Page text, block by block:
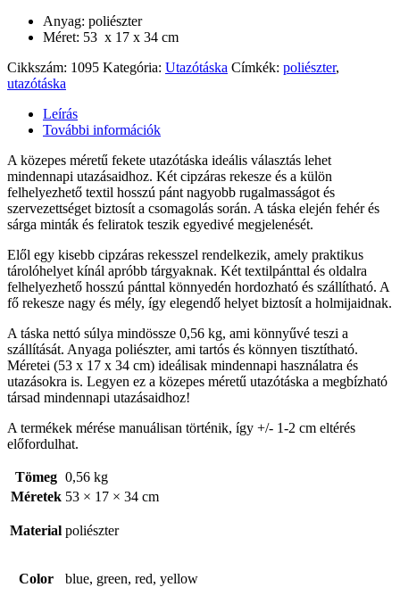
Anyag: poliészter
Méret: 53 x 17 x 34 cm
Cikkszám: 1095 Kategória: Utazótáska Címkék: poliészter,
utazótáska
Leírás
További információk
A közepes méretű fekete utazótáska ideális választás lehet
mindennapi utazásaidhoz. Két cipzáras rekesze és a külön
felhelyezhető textil hosszú pánt nagyobb rugalmasságot és
szervezettséget biztosít a csomagolás során. A táska elején fehér és
sárga minták és feliratok teszik egyedivé megjelenését.
Elől egy kisebb cipzáras rekesszel rendelkezik, amely praktikus
tárolóhelyet kínál apróbb tárgyaknak. Két textilpánttal és oldalra
felhelyezhető hosszú pánttal könnyedén hordozható és szállítható. A
fő rekesze nagy és mély, így elegendő helyet biztosít a holmijaidnak.
A táska nettó súlya mindössze 0,56 kg, ami könnyűvé teszi a
szállítását. Anyaga poliészter, ami tartós és könnyen tisztítható.
Méretei (53 x 17 x 34 cm) ideálisak mindennapi használatra és
utazásokra is. Legyen ez a közepes méretű utazótáska a megbízható
társad mindennapi utazásaidhoz!
A termékek mérése manuálisan történik, így +/- 1-2 cm eltérés
előfordulhat.
Tömeg 0,56 kg
Méretek 53 × 17 × 34 cm
Material poliészter
Color blue, green, red, yellow